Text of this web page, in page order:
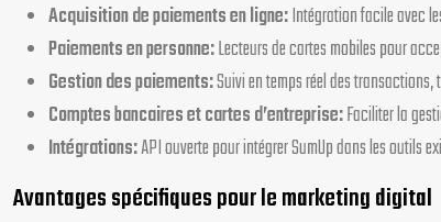
Acquisition de paiements en ligne:Intégration facile avec
Paiements en personne:Lecteurs de cartes mobiles pour
Gestion des paiements:Suivi en temps réel des
Comptes bancaires et cartes d’entreprise:Faciliter la
Intégrations:API ouverte pour intégrer SumUp dans les outils
Avantages spécifiques pour le marketing digital